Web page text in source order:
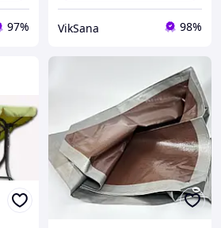
97% VikSana 98%